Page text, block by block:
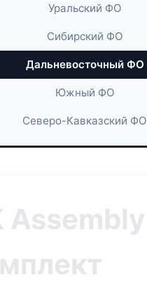
Уральский ФО
Сибирский ФО
Дальневосточный ФО
Южный ФО
Северо-Кавказский ФО
Assembly